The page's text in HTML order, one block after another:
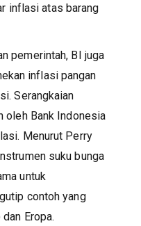
inflasi atas barang
pemerintah, BI juga
inflasi pangan
Serangkaian
oleh Bank Indonesia
Menurut Perry
suku bunga
untuk
contoh yang
Eropa.